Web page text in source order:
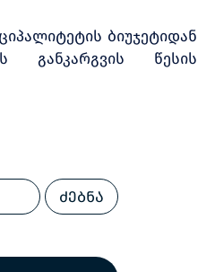
ბიუჯეტიდან
განკარგვის წესის